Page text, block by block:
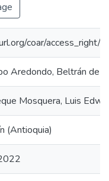
coar/access_right/
Aredondo, Beltrán de
Mosquera, Luis Edwin
(Antioquia)